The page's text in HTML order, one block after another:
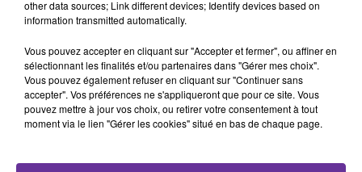
19h02
19h02
AMRO DIAB
18h50
18h50
MOHAMAD ABDO SALWA AL KATRIB
other data sources; Link different devices; Identify devices based on
information transmitted automatically.
Vous pouvez accepter en cliquant sur "Accepter et fermer", ou affiner en
sélectionnant les finalités et/ou partenaires dans "Gérer mes choix".
Vous pouvez également refuser en cliquant sur "Continuer sans
accepter". Vos préférences ne s'appliqueront que pour ce site. Vous
pouvez mettre à jour vos choix, ou retirer votre consentement à tout
moment via le lien "Gérer les cookies" situé en bas de chaque page.